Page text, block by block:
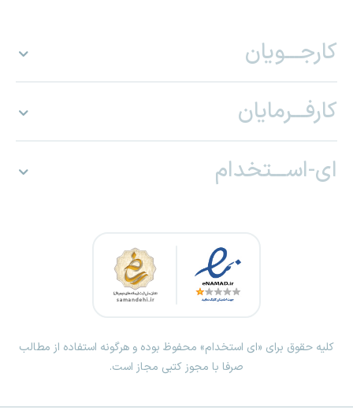
کارجـــویان
کارفـــرمایان
ای-اســـتخدام
کلیه حقوق برای «ای استخدام» محفوظ بوده و هرگونه استفاده از مطالب
صرفا با مجوز کتبی مجاز است.